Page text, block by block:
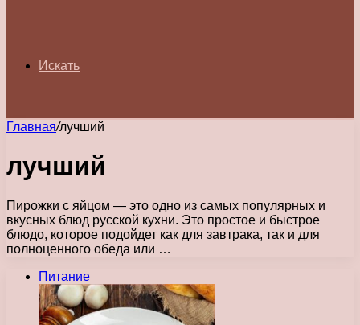
Искать
Главная/лучший
лучший
Пирожки с яйцом — это одно из самых популярных и
вкусных блюд русской кухни. Это простое и быстрое
блюдо, которое подойдет как для завтрака, так и для
полноценного обеда или …
Питание